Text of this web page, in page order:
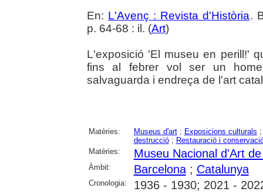
En: L'Avenç : Revista d'Història.
p. 64-68 : il. (Art)
L'exposició 'El museu en perill!'
fins al febrer vol ser un
salvaguarda i endreça de l'art
Matèries: Museus d'art; Exposicions culturals ;
destrucció; Restauració i
Matèries:
Museu Nacional d'Art
Àmbit: Barcelona; Catalunya
Cronologia: 1936 - 1930; 2021 -